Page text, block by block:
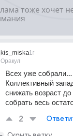
kis_miska
Оракул
1г
Всех уже собрали...
Коллективный
снижать возраст до
собрать весь
2